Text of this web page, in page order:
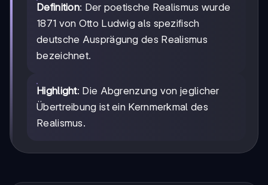
Definition: Der poetische Realismus wurde
1871 von Otto Ludwig als spezifisch
deutsche Ausprägung des Realismus
bezeichnet.
Highlight: Die Abgrenzung von jeglicher
Übertreibung ist ein Kernmerkmal des
Realismus.